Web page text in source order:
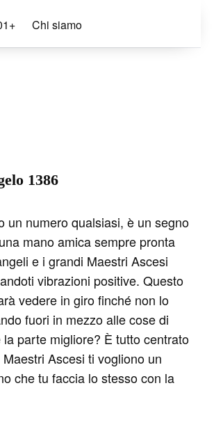
Chi siamo
1386
un numero qualsiasi, è un segno
mano amica sempre pronta
e i grandi Maestri Ascesi
vibrazioni positive. Questo
vedere in giro finché non lo
fuori in mezzo alle cose di
parte migliore? È tutto centrato
Ascesi ti vogliono un
che tu faccia lo stesso con la